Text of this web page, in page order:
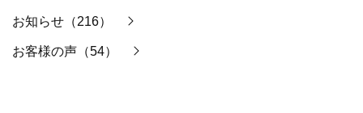
お知らせ（216）
お客様の声（54）